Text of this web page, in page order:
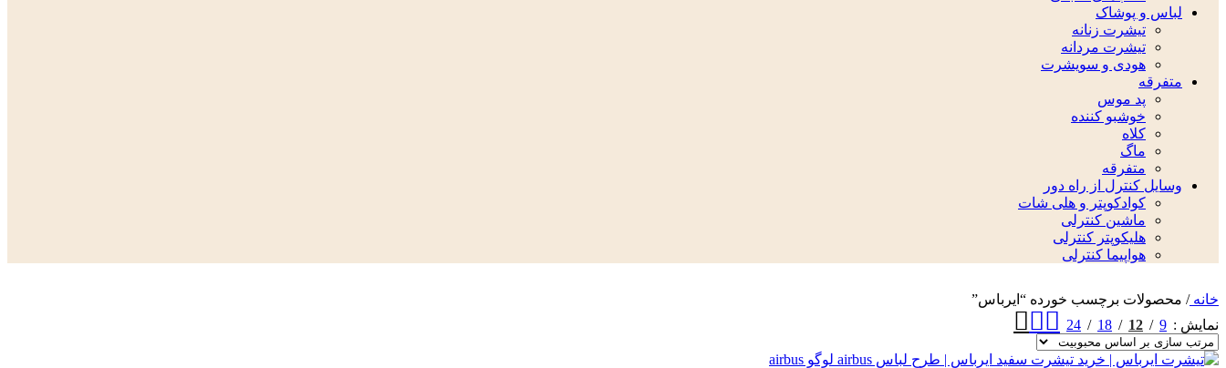
لباس و پوشاک
تیشرت زنانه
تیشرت مردانه
هودی و سویشرت
متفرقه
پد موس
خوشبو کننده
کلاه
ماگ
متفرقه
وسایل کنترل از راه دور
کوادکوپتر و هلی شات
ماشین کنترلی
هلیکوپتر کنترلی
هواپیما کنترلی
خانه/ محصولات برچسب خورده “ایرباس”
نمایش
9
12
18
24